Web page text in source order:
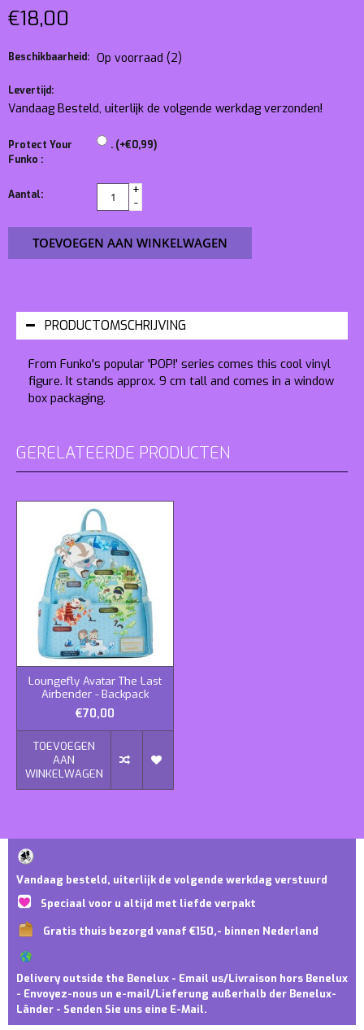
€18,00
Beschikbaarheid: Op voorraad (2)
Levertijd:
Vandaag Besteld, uiterlijk de volgende werkdag verzonden!
Protect Your
Funko :
. (+€0,99)
Aantal:
+
-
TOEVOEGEN AAN WINKELWAGEN
PRODUCTOMSCHRIJVING
From Funko's popular 'POP!' series comes this cool vinyl
figure. It stands approx. 9 cm tall and comes in a window
box packaging.
GERELATEERDE PRODUCTEN
Loungefly Avatar The Last
Airbender - Backpack
€70,00
TOEVOEGEN
AAN
WINKELWAGEN
Vandaag besteld, uiterlijk de volgende werkdag verstuurd
Speciaal voor u altijd met liefde verpakt
Gratis thuis bezorgd vanaf €150,- binnen Nederland
Delivery outside the Benelux - Email us/Livraison hors Benelux
- Envoyez-nous un e-mail/Lieferung außerhalb der Benelux-
Länder - Senden Sie uns eine E-Mail.